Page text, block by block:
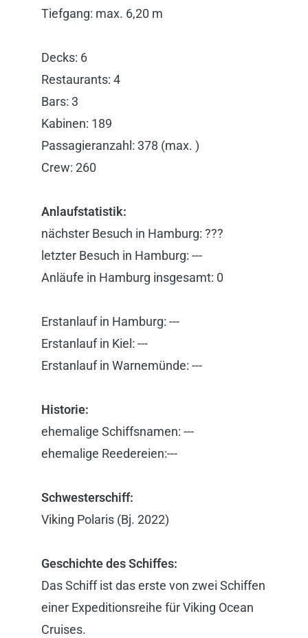
Tiefgang: max. 6,20 m
Decks: 6
Restaurants: 4
Bars: 3
Kabinen: 189
Passagieranzahl: 378 (max. )
Crew: 260
Anlaufstatistik:
nächster Besuch in Hamburg: ???
letzter Besuch in Hamburg: ---
Anläufe in Hamburg insgesamt: 0
Erstanlauf in Hamburg: ---
Erstanlauf in Kiel: ---
Erstanlauf in Warnemünde: ---
Historie:
ehemalige Schiffsnamen: ---
ehemalige Reedereien:---
Schwesterschiff:
Viking Polaris (Bj. 2022)
Geschichte des Schiffes:
Das Schiff ist das erste von zwei Schiffen
einer Expeditionsreihe für Viking Ocean
Cruises.